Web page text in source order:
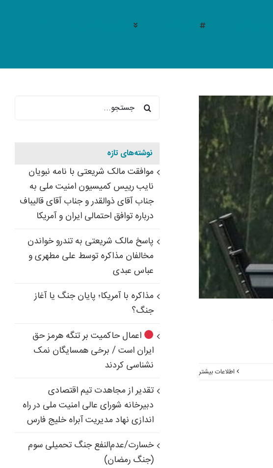
مجموع مصوبات اقتصادی و عدالت
اطلاعات بیشتر
جستجو
برای:
نوشته‌های تازه
موافقت مالک شریعتی با نامه نبویان
نایب رییس کمیسیون امنیت ملی به
جناب آقای ذوالقدر و جناب آقای قالیباف
درباره توافق احتمالی ایران و آمریکا
پاسخ مالک شریعتی به تندرو خواندن
مخالفان مذاکره توسط علی مطهری و
عباس عبدی
مذاکره با آمریکا؛ پایان جنگ یا آغاز
جنگ؟
اعمال حاکمیت بر تنگه هرمز حق
ایران است / برخی همسایگان نمک
نشناسی کردند
تقدیر از مجاهدت تیم اقتصادی
دبیرخانه شورای عالی امنیت ملی در راه
اندازی نهاد مدیریت آبراه خلیج فارس
خسارت/عدم‌النفع جنگ تحمیلی سوم
(جنگ رمضان)